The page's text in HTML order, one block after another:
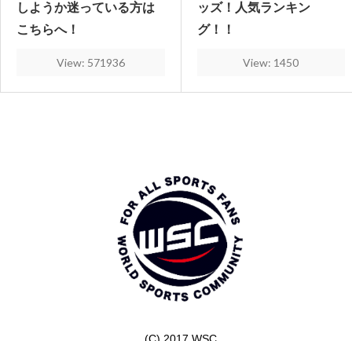
しようか迷っている方は
こちらへ！
View: 571936
ッズ！人気ランキン
グ！！
View: 1450